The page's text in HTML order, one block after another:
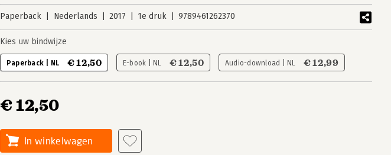
Paperback Nederlands 2017 1e druk 9789461262370
Kies uw bindwijze
Paperback | NL € 12,50 E-book | NL € 12,50 Audio-download | NL € 12,99
€ 12,50
In winkelwagen